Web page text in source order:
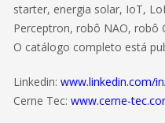
starter, energia solar, IoT,
Perceptron, robô NAO, robô
O catálogo completo está
Linkedin:www.linkedin.com/
Cerne Tec:www.cerne-